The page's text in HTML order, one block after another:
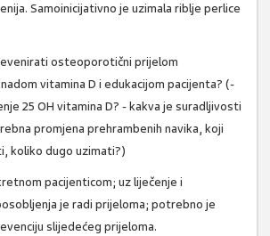
Samoinicijativno je uzimala riblje perlice
osteoporotični prijelom
vitamina D i edukacijom pacijenta? (-
25 OH vitamina D? - kakva je suradljivosti
promjena prehrambenih navika, koji
koliko dugo uzimati?)
pacijenticom; uz liječenje i
je radi prijeloma; potrebno je
slijedećeg prijeloma.